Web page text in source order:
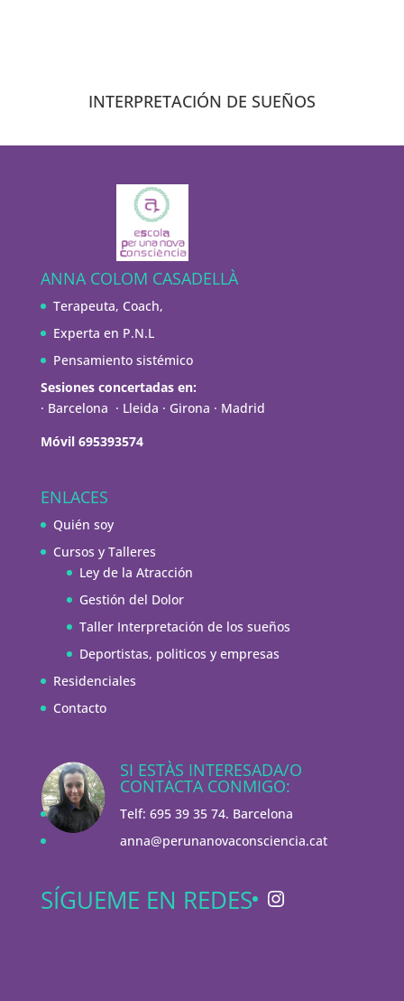
INTERPRETACIÓN DE SUEÑOS
ANNA COLOM CASADELLÀ
Terapeuta, Coach,
Experta en P.N.L
Pensamiento sistémico
Sesiones concertadas en:
· Barcelona · Lleida · Girona · Madrid
Móvil 695393574
ENLACES
Quién soy
Cursos y Talleres
Ley de la Atracción
Gestión del Dolor
Taller Interpretación de los sueños
Deportistas, politicos y empresas
Residenciales
Contacto
SI ESTÀS INTERESADA/O
CONTACTA CONMIGO:
Telf: 695 39 35 74. Barcelona
anna@perunanovaconsciencia.cat
SÍGUEME EN REDES Instagram